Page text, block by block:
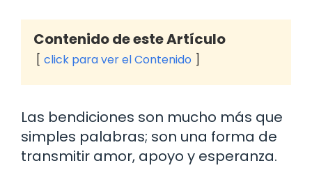
Contenido de este Artículo
click para ver el Contenido
Las bendiciones son mucho más que
simples palabras; son una forma de
transmitir amor, apoyo y esperanza.